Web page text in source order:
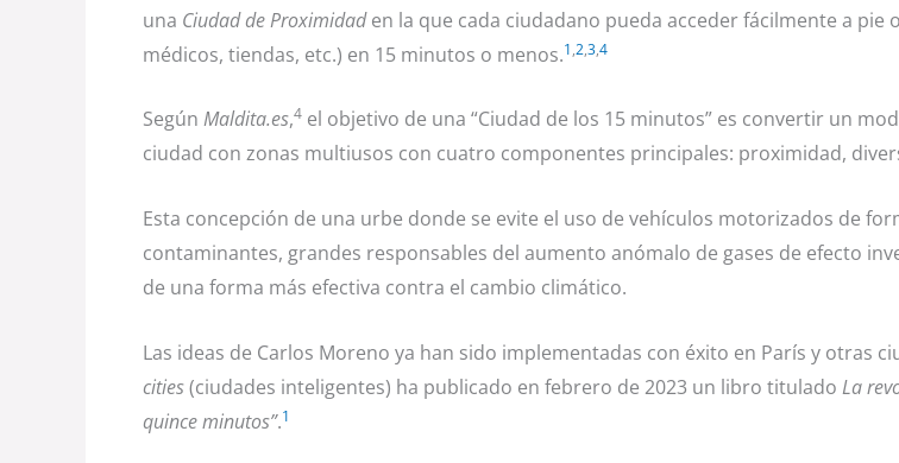
una Ciudad de Proximidaden la que cada ciudadano pueda acceder fácilmente a pie
médicos, tiendas, etc.) en 15 minutos o menos.1,2,3,4
Según Maldita.es,4 el objetivo de una “Ciudad de los 15 minutos” es convertir un
ciudad con zonas multiusos con cuatro componentes principales: proximidad,
Esta concepción de una urbe donde se evite el uso de vehículos motorizados de
contaminantes, grandes responsables del aumento anómalo de gases de efecto
de una forma más efectiva contra el cambio climático.
Las ideas de Carlos Moreno ya han sido implementadas con éxito en París y otras
cities(ciudades inteligentes) ha publicado en febrero de 2023 un libro titulado La
quince minutos”.1